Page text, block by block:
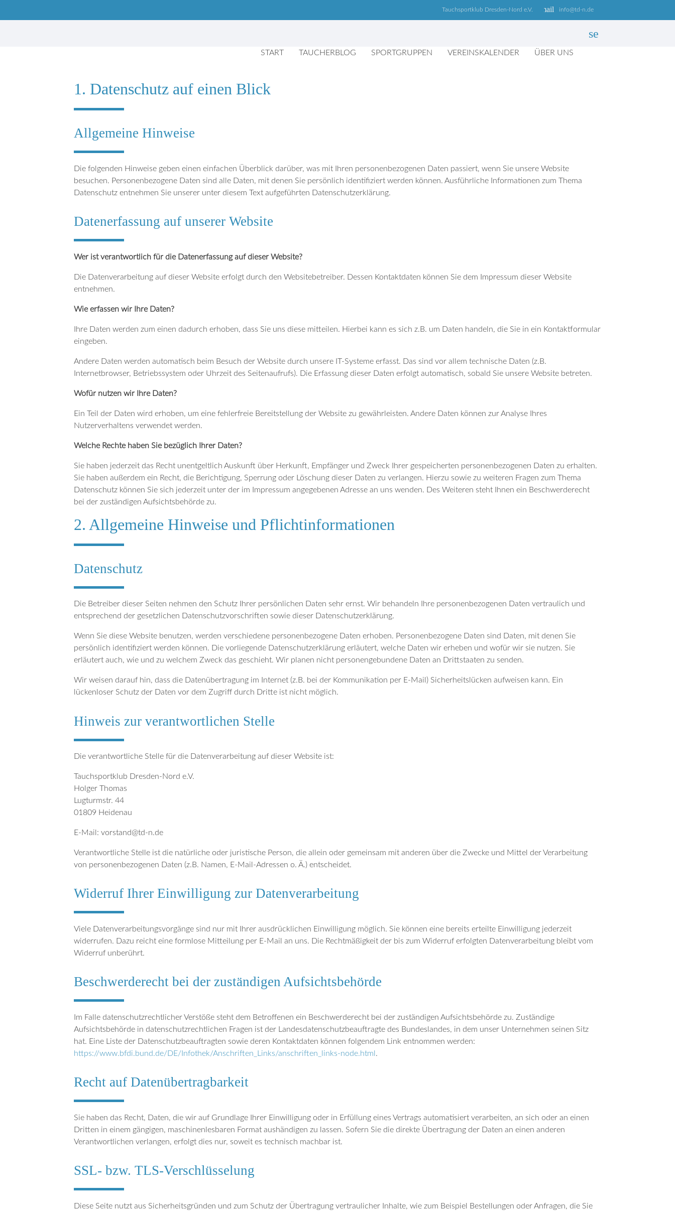
email info@td-n.de
Tauchsportklub Dresden-Nord e.V.
START TAUCHERBLOG SPORTGRUPPEN VEREINSKALENDER ÜBER UNS
search
Suchbegriffe
1. Datenschutz auf einen Blick
Allgemeine Hinweise
Die folgenden Hinweise geben einen einfachen Überblick darüber, was mit Ihren personenbezogenen Daten passiert, wenn Sie unsere Website
besuchen. Personenbezogene Daten sind alle Daten, mit denen Sie persönlich identifiziert werden können. Ausführliche Informationen zum Thema
Datenschutz entnehmen Sie unserer unter diesem Text aufgeführten Datenschutzerklärung.
Datenerfassung auf unserer Website
Wer ist verantwortlich für die Datenerfassung auf dieser Website?
Die Datenverarbeitung auf dieser Website erfolgt durch den Websitebetreiber. Dessen Kontaktdaten können Sie dem Impressum dieser Website
entnehmen.
Wie erfassen wir Ihre Daten?
Ihre Daten werden zum einen dadurch erhoben, dass Sie uns diese mitteilen. Hierbei kann es sich z.B. um Daten handeln, die Sie in ein Kontaktformular
eingeben.
Andere Daten werden automatisch beim Besuch der Website durch unsere IT-Systeme erfasst. Das sind vor allem technische Daten (z.B.
Internetbrowser, Betriebssystem oder Uhrzeit des Seitenaufrufs). Die Erfassung dieser Daten erfolgt automatisch, sobald Sie unsere Website betreten.
Wofür nutzen wir Ihre Daten?
Ein Teil der Daten wird erhoben, um eine fehlerfreie Bereitstellung der Website zu gewährleisten. Andere Daten können zur Analyse Ihres
Nutzerverhaltens verwendet werden.
Welche Rechte haben Sie bezüglich Ihrer Daten?
Sie haben jederzeit das Recht unentgeltlich Auskunft über Herkunft, Empfänger und Zweck Ihrer gespeicherten personenbezogenen Daten zu erhalten.
Sie haben außerdem ein Recht, die Berichtigung, Sperrung oder Löschung dieser Daten zu verlangen. Hierzu sowie zu weiteren Fragen zum Thema
Datenschutz können Sie sich jederzeit unter der im Impressum angegebenen Adresse an uns wenden. Des Weiteren steht Ihnen ein Beschwerderecht
bei der zuständigen Aufsichtsbehörde zu.
2. Allgemeine Hinweise und Pflichtinformationen
Datenschutz
Die Betreiber dieser Seiten nehmen den Schutz Ihrer persönlichen Daten sehr ernst. Wir behandeln Ihre personenbezogenen Daten vertraulich und
entsprechend der gesetzlichen Datenschutzvorschriften sowie dieser Datenschutzerklärung.
Wenn Sie diese Website benutzen, werden verschiedene personenbezogene Daten erhoben. Personenbezogene Daten sind Daten, mit denen Sie
persönlich identifiziert werden können. Die vorliegende Datenschutzerklärung erläutert, welche Daten wir erheben und wofür wir sie nutzen. Sie
erläutert auch, wie und zu welchem Zweck das geschieht. Wir planen nicht personengebundene Daten an Drittstaaten zu senden.
Wir weisen darauf hin, dass die Datenübertragung im Internet (z.B. bei der Kommunikation per E-Mail) Sicherheitslücken aufweisen kann. Ein
lückenloser Schutz der Daten vor dem Zugriff durch Dritte ist nicht möglich.
Hinweis zur verantwortlichen Stelle
Die verantwortliche Stelle für die Datenverarbeitung auf dieser Website ist:
Tauchsportklub Dresden-Nord e.V.
Holger Thomas
Lugturmstr. 44
01809 Heidenau
E-Mail: vorstand@td-n.de
Verantwortliche Stelle ist die natürliche oder juristische Person, die allein oder gemeinsam mit anderen über die Zwecke und Mittel der Verarbeitung
von personenbezogenen Daten (z.B. Namen, E-Mail-Adressen o. Ä.) entscheidet.
Widerruf Ihrer Einwilligung zur Datenverarbeitung
Viele Datenverarbeitungsvorgänge sind nur mit Ihrer ausdrücklichen Einwilligung möglich. Sie können eine bereits erteilte Einwilligung jederzeit
widerrufen. Dazu reicht eine formlose Mitteilung per E-Mail an uns. Die Rechtmäßigkeit der bis zum Widerruf erfolgten Datenverarbeitung bleibt vom
Widerruf unberührt.
Beschwerderecht bei der zuständigen Aufsichtsbehörde
Im Falle datenschutzrechtlicher Verstöße steht dem Betroffenen ein Beschwerderecht bei der zuständigen Aufsichtsbehörde zu. Zuständige
Aufsichtsbehörde in datenschutzrechtlichen Fragen ist der Landesdatenschutzbeauftragte des Bundeslandes, in dem unser Unternehmen seinen Sitz
hat. Eine Liste der Datenschutzbeauftragten sowie deren Kontaktdaten können folgendem Link entnommen werden:
https://www.bfdi.bund.de/DE/Infothek/Anschriften_Links/anschriften_links-node.html .
Recht auf Datenübertragbarkeit
Sie haben das Recht, Daten, die wir auf Grundlage Ihrer Einwilligung oder in Erfüllung eines Vertrags automatisiert verarbeiten, an sich oder an einen
Dritten in einem gängigen, maschinenlesbaren Format aushändigen zu lassen. Sofern Sie die direkte Übertragung der Daten an einen anderen
Verantwortlichen verlangen, erfolgt dies nur, soweit es technisch machbar ist.
SSL- bzw. TLS-Verschlüsselung
Diese Seite nutzt aus Sicherheitsgründen und zum Schutz der Übertragung vertraulicher Inhalte, wie zum Beispiel Bestellungen oder Anfragen, die Sie